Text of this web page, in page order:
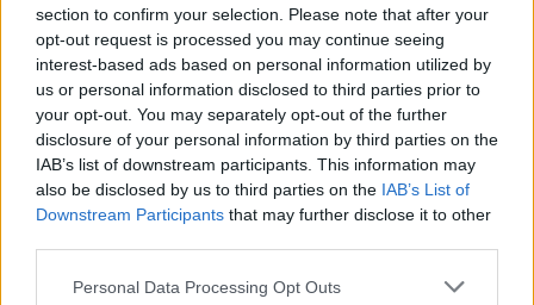
section to confirm your selection. Please note that after your
opt-out request is processed you may continue seeing
interest-based ads based on personal information utilized by
us or personal information disclosed to third parties prior to
your opt-out. You may separately opt-out of the further
disclosure of your personal information by third parties on the
IAB’s list of downstream participants. This information may
also be disclosed by us to third parties on the IAB’s List of
Downstream Participants that may further disclose it to other
Please note that this website/app uses one or more Google
Personal Data Processing Opt Outs